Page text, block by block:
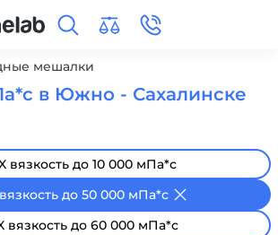
мешалки
в Южно - Сахалинске
вязкость до 10 000 мПа*с
до 50 000 мПа*с
вязкость до 60 000 мПа*с